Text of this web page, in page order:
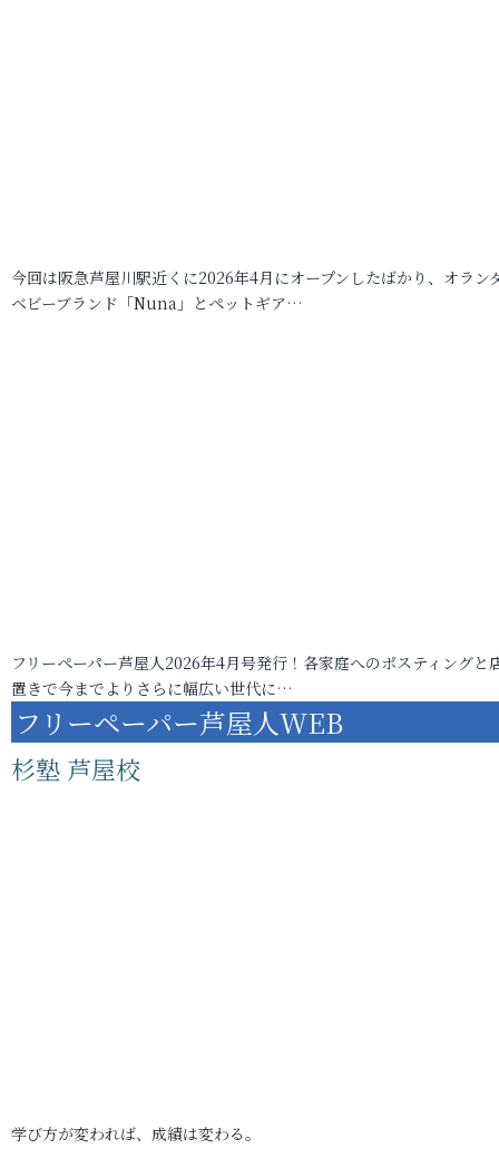
今回は阪急芦屋川駅近くに2026年4月にオープンしたばかり、オラン
ベビーブランド「Nuna」とペットギア…
フリーペーパー芦屋人2026年4月号発行！各家庭へのポスティングと
置きで今までよりさらに幅広い世代に…
フリーペーパー芦屋人WEB
杉塾 芦屋校
学び方が変われば、成績は変わる。